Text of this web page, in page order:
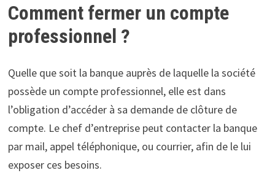
Comment fermer un compte
professionnel ?
Quelle que soit la banque auprès de laquelle la société
possède un compte professionnel, elle est dans
l’obligation d’accéder à sa demande de clôture de
compte. Le chef d’entreprise peut contacter la banque
par mail, appel téléphonique, ou courrier, afin de le lui
exposer ces besoins.